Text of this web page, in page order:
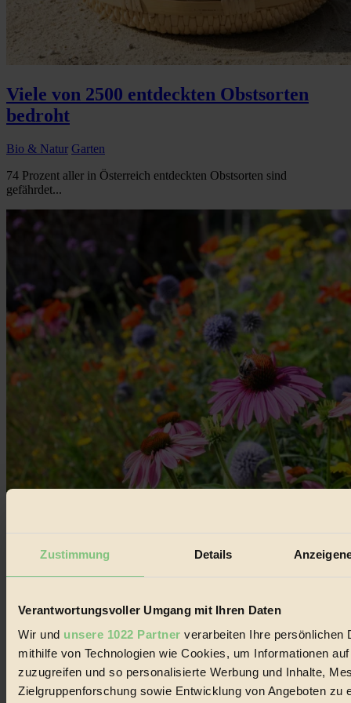
Zustimmung Details
Verantwortungsvoller Umgang mit Ihren Daten
Wir und unsere 1022 Partner verarbeiten Ihre persönlichen
mithilfe von Technologien wie Cookies, um Informationen
zuzugreifen und so personalisierte Werbung und Inhalte,
Zielgruppenforschung sowie Entwicklung von Angeboten zu
Viele von 2500 entdeckten Obstsorten
bedroht
Bio & Natur Garten
74 Prozent aller in Österreich entdeckten Obstsorten sind
gefährdet...
Bio & Natur Garten
Wie sich das Mikroklima im eigenen Garten beeinflussen lässt...
BIORAMA #96
Der BIORAMA-Newsletter